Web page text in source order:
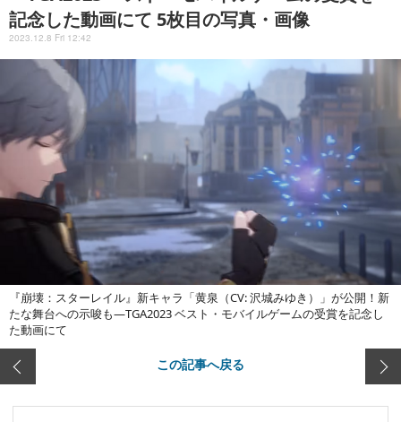
記念した動画にて 5枚目の写真・画像
2023.12.8 Fri 12:42
『崩壊：スターレイル』新キャラ「黄泉（CV: 沢城みゆき）」が公開！新
たな舞台への示唆も―TGA2023 ベスト・モバイルゲームの受賞を記念し
た動画にて
この記事へ戻る